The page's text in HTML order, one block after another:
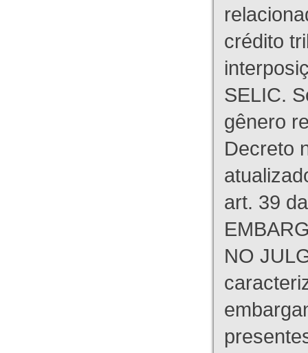
crédito
SELIC.
gênero
Decreto
art. 39
NO